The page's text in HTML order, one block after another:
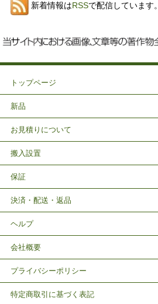
新着情報はRSSで配信しています。
トップページ
新品
お見積りについて
搬入設置
保証
決済・配送・返品
ヘルプ
会社概要
プライバシーポリシー
特定商取引に基づく表記